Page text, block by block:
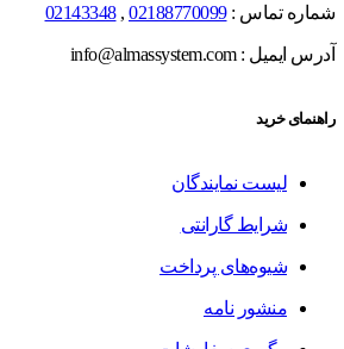
شماره تماس :02188770099
,
02143348
آدرس ایمیل : info@almassystem.com
راهنمای خرید
لیست نمایندگان
شرایط گارانتی
شیوه‌های پرداخت
منشور نامه